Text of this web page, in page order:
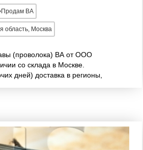
Продам ВА
область, Москва
(проволока) ВА от ООО
со склада в Москве.
дней) доставка в регионы,